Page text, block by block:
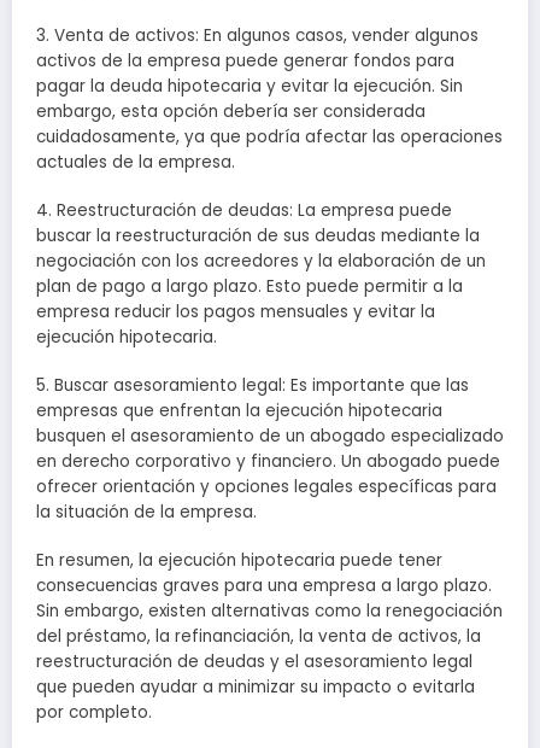
3. Venta de activos: En algunos casos, vender algunos
activos de la empresa puede generar fondos para
pagar la deuda hipotecaria y evitar la ejecución. Sin
embargo, esta opción debería ser considerada
cuidadosamente, ya que podría afectar las operaciones
actuales de la empresa.
4. Reestructuración de deudas: La empresa puede
buscar la reestructuración de sus deudas mediante la
negociación con los acreedores y la elaboración de un
plan de pago a largo plazo. Esto puede permitir a la
empresa reducir los pagos mensuales y evitar la
ejecución hipotecaria.
5. Buscar asesoramiento legal: Es importante que las
empresas que enfrentan la ejecución hipotecaria
busquen el asesoramiento de un abogado especializado
en derecho corporativo y financiero. Un abogado puede
ofrecer orientación y opciones legales específicas para
la situación de la empresa.
En resumen, la ejecución hipotecaria puede tener
consecuencias graves para una empresa a largo plazo.
Sin embargo, existen alternativas como la renegociación
del préstamo, la refinanciación, la venta de activos, la
reestructuración de deudas y el asesoramiento legal
que pueden ayudar a minimizar su impacto o evitarla
por completo.